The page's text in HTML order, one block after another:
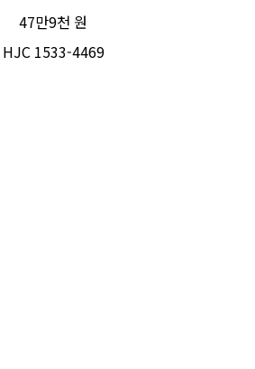
47만9천 원
HJC 1533-4469